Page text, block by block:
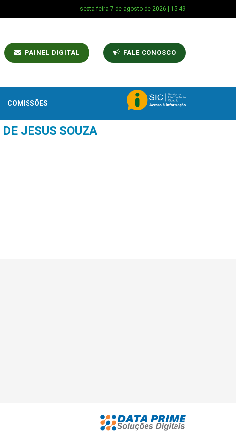
sexta-feira 7 de agosto de 2026 | 15:49
PAINEL DIGITAL FALE CONOSCO
COMISSÕES
JESUS SOUZA